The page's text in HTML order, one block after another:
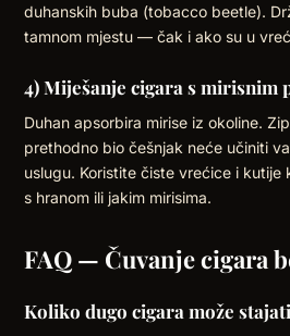
duhanskih buba (tobacco beetle).
tamnom mjestu — čak i ako su u
4) Miješanje cigara s mirisnim
Duhan apsorbira mirise iz okoline.
prethodno bio češnjak neće učiniti
uslugu. Koristite čiste vrećice i kutije
s hranom ili jakim mirisima.
FAQ — Čuvanje cigara
Koliko dugo cigara može